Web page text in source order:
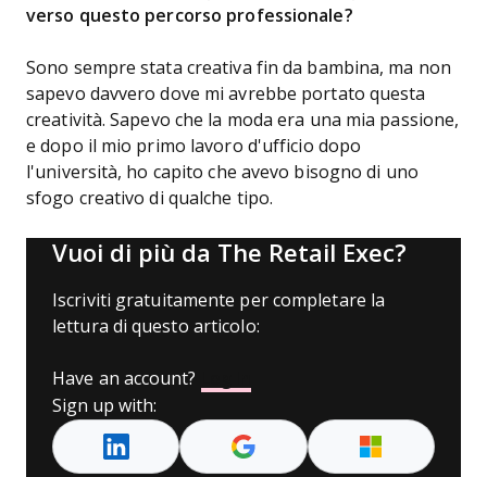
verso questo percorso professionale?
Sono sempre stata creativa fin da bambina, ma non
sapevo davvero dove mi avrebbe portato questa
creatività. Sapevo che la moda era una mia passione,
e dopo il mio primo lavoro d'ufficio dopo
l'università, ho capito che avevo bisogno di uno
sfogo creativo di qualche tipo.
Vuoi di più da The Retail Exec?
Iscriviti gratuitamente per completare la
lettura di questo articolo:
Have an account?
Sign up with: